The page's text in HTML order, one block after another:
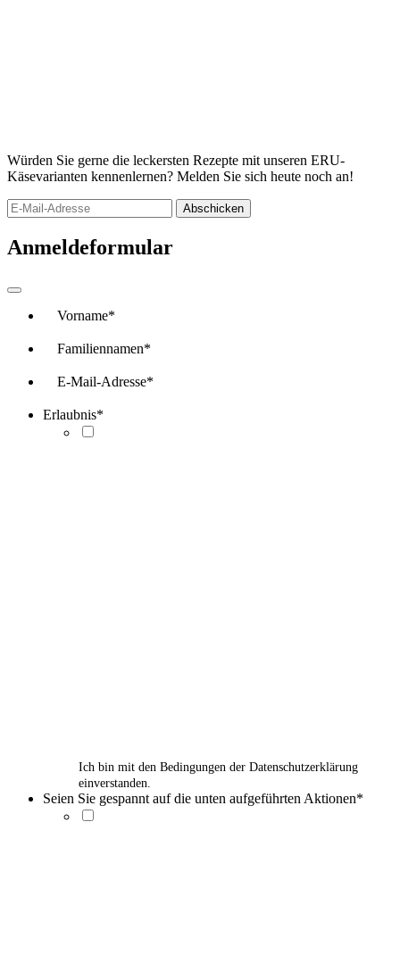
Würden Sie gerne die leckersten Rezepte mit unseren ERU-
Käsevarianten kennenlernen? Melden Sie sich heute noch an!
Abschicken
Anmeldeformular
Vorname*
Familiennamen*
E-Mail-Adresse*
Erlaubnis*
Ich bin mit den Bedingungen der Datenschutzerklärung
einverstanden.
Seien Sie gespannt auf die unten aufgeführten Aktionen*